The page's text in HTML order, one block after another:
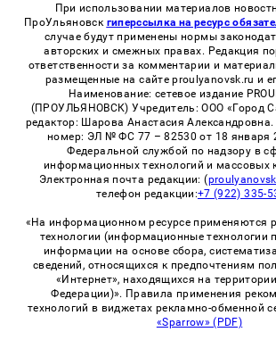
При использовании материалов
ПроУльяновск гиперссылка на ресурс
случае будут применены нормы
авторских и смежных правах. Редакция
ответственности за комментарии и
размещенные на сайте proulyanovsk.ru и
Наименование: сетевое издание
(ПРОУЛЬЯНОВСК) Учредитель: ООО «Город
редактор: Шарова Анастасия
номер: ЭЛ № ФС 77 – 82530 от 18 января
Федеральной службой по надзору в
информационных технологий и массовых
Электронная почта редакции: (
телефон редакции:+7 (922) 335-
«На информационном ресурсе применяются
технологии (информационные технологии
информации на основе сбора,
сведений, относящихся к предпочтениям
«Интернет», находящихся на
Федерации)». Правила применения
технологий в виджетах рекламно-обменной
«Sparrow» (PDF)